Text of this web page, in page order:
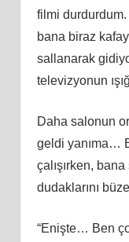
filmi durdurdum.
bana biraz
sallanarak
televizyonun
Daha salonun
geldi yanıma…
çalışırken,
dudaklarını
“Enişte… Ben